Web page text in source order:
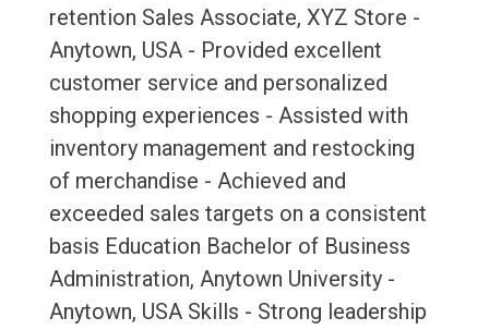
retention Sales Associate, XYZ Store -
Anytown, USA - Provided excellent
customer service and personalized
shopping experiences - Assisted with
inventory management and restocking
of merchandise - Achieved and
exceeded sales targets on a consistent
basis Education Bachelor of Business
Administration, Anytown University -
Anytown, USA Skills - Strong leadership